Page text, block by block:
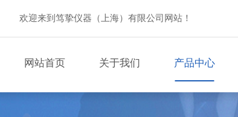
欢迎来到笃挚仪器（上海）有限公司网站！
网站首页 关于我们 产品中心